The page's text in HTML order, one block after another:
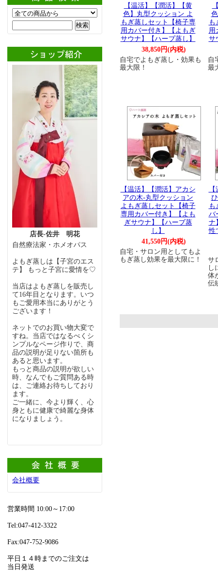
店長-佐井 明花
自然療法家・ホメオパス
よもぎ蒸しは【子宮のエス
テ】 もっと子宮に愛情を♡
当店はよもぎ蒸しを販売し
て16年目となります。いつ
もご愛用本当にありがとう
ございます！
ネットでのお買い物大変で
すね。当店ではなるべくシ
ンプルなページ作りで、商
品の説明が足りない箇所も
あると思います。
もっと商品の説明が欲しい
時、なんでもご質問ある時
は、ご連絡お待ちしており
ます。
ご一緒に、今より輝く、心
身ともに健康で綺麗な身体
になりましょう。
会社概要
営業時間 10:00～17:00
Tel:047-412-3322
Fax:047-752-9086
平日１４時までのご注文は
当日発送
【温活】【潤活】【黄
色】丸型クッション よ
もぎ蒸しセット【椅子専
用カバー付き】【よもぎ
サウナ】【ハーブ蒸し】
38,850円(内税)
自宅でよもぎ蒸し・効果も
最大限！
も
用
サ
自
最
【温活】【潤活】アカシ
アの木-丸型クッション
よもぎ蒸しセット【椅子
専用カバー付き】【よも
ぎサウナ】【ハーブ蒸
し】
41,550円(内税)
自宅・サロン用としてもよ
もぎ蒸し効果を最大限に！
も
バ
ナ
性
サ
し
体
伝